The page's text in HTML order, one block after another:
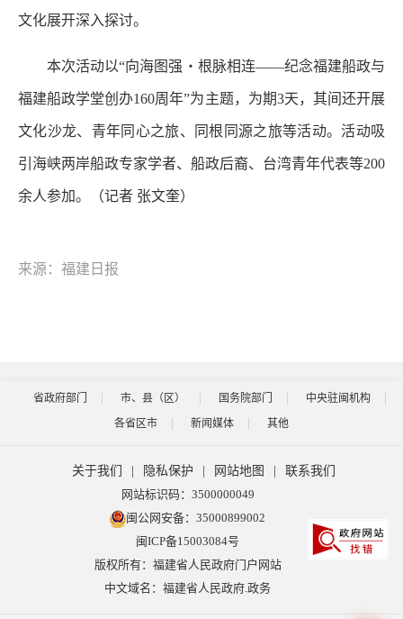
文化展开深入探讨。
本次活动以“向海图强・根脉相连——纪念福建船政与
福建船政学堂创办160周年”为主题，为期3天，其间还开展
文化沙龙、青年同心之旅、同根同源之旅等活动。活动吸
引海峡两岸船政专家学者、船政后裔、台湾青年代表等200
余人参加。 （记者 张文奎）
来源：福建日报
省政府部门 市、县（区） 国务院部门
中央驻闽机构
各省区市
新闻媒体 其他
关于我们 隐私保护 网站地图
联系我们
网站标识码：3500000049
闽公网安备：35000899002
闽ICP备15003084号
版权所有：福建省人民政府门户网站
中文域名：福建省人民政府.政务